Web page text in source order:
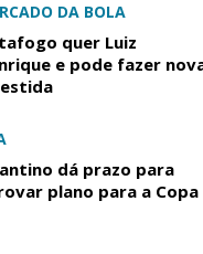
DA BOLA
quer Luiz
e pode fazer
dá prazo para
plano para a Copa